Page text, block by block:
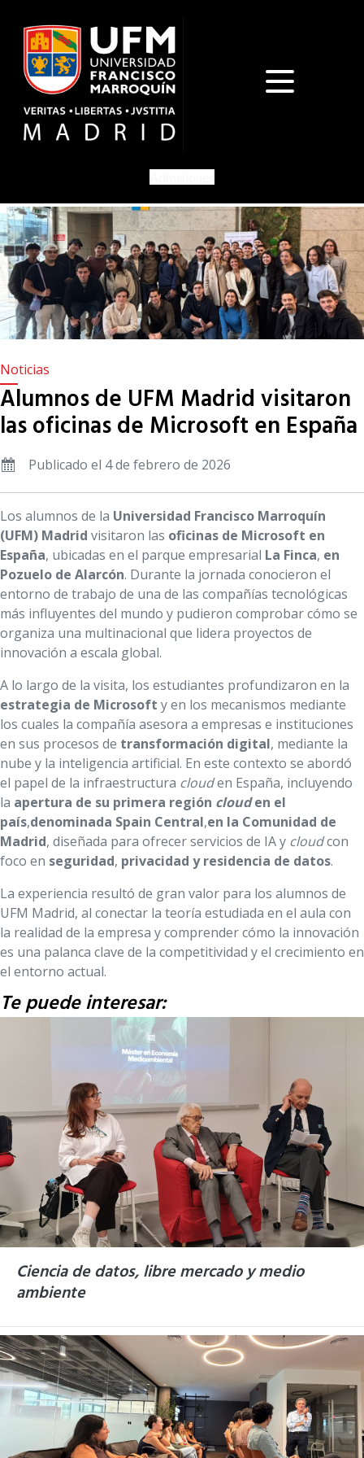
Noticias
Alumnos de UFM Madrid visitaron
las oficinas de Microsoft en España
Publicado el 4 de febrero de 2026
Los alumnos de la Universidad Francisco Marroquín
(UFM) Madrid visitaron las oficinas de Microsoft en
España, ubicadas en el parque empresarial La Finca, en
Pozuelo de Alarcón. Durante la jornada conocieron el
entorno de trabajo de una de las compañías tecnológicas
más influyentes del mundo y pudieron comprobar cómo se
organiza una multinacional que lidera proyectos de
innovación a escala global.
A lo largo de la visita, los estudiantes profundizaron en la
estrategia de Microsoft y en los mecanismos mediante
los cuales la compañía asesora a empresas e instituciones
en sus procesos de transformación digital, mediante la
nube y la inteligencia artificial. En este contexto se abordó
el papel de la infraestructura clouden España, incluyendo
la apertura de su primera región clouden el
país,denominada Spain Central,en la Comunidad de
Madrid, diseñada para ofrecer servicios de IA y cloudcon
foco en seguridad, privacidad y residencia de datos.
La experiencia resultó de gran valor para los alumnos de
UFM Madrid, al conectar la teoría estudiada en el aula con
la realidad de la empresa y comprender cómo la innovación
es una palanca clave de la competitividad y el crecimiento en
el entorno actual.
Te puede interesar:
Ciencia de datos, libre mercado y medio
ambiente